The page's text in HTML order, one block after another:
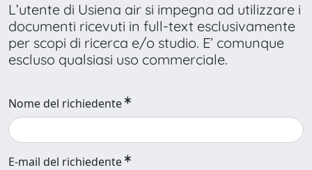
L’utente di Usiena air si impegna ad utilizzare i
documenti ricevuti in full-text esclusivamente
per scopi di ricerca e/o studio. E’ comunque
escluso qualsiasi uso commerciale.
Nome del richiedente
E-mail del richiedente